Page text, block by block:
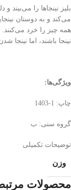
بلیز نینجاها را
می‌کند و به دوستان
همه چیز را خرد
نینجا باشند، اما
ویژگی‌ها:
چاپ: 1-1403
گروه سنی: ب
توضیحات تکمیلی
وزن
محصولات